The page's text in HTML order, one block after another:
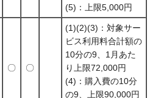
(5)：上限5,000円
〇 〇
(1)(2)(3)：対象サー
ビス利用料合計額の
10分の9、1月あた
り上限72,000円
(4)：購入費の10分
の9、上限90,000円